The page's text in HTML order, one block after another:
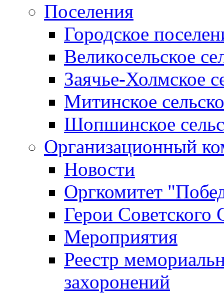
Поселения
Городское
Великосельское
Заячье-Холмское
Митинское
Шопшинское
Организационный
Новости
Оргкомитет
Герои Советского
Мероприятия
Реестр
захоронений